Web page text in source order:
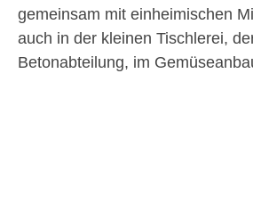
gemeinsam mit einheimischen
auch in der kleinen Tischlerei,
Betonabteilung, im